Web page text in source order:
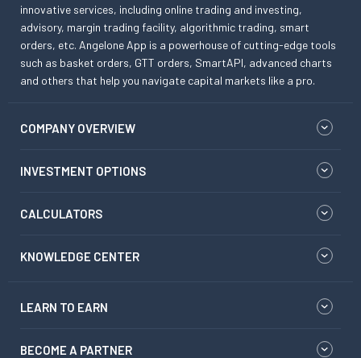
innovative services, including online trading and investing,
advisory, margin trading facility, algorithmic trading, smart
orders, etc. Angelone App is a powerhouse of cutting-edge tools
such as basket orders, GTT orders, SmartAPI, advanced charts
and others that help you navigate capital markets like a pro.
COMPANY OVERVIEW
INVESTMENT OPTIONS
CALCULATORS
KNOWLEDGE CENTER
LEARN TO EARN
BECOME A PARTNER